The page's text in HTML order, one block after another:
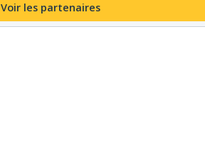
Voir les partenaires